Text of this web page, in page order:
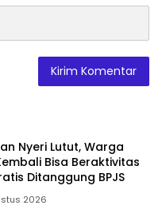
Nyeri Lutut, Warga
Bisa Beraktivitas
Ditanggung BPJS
2026